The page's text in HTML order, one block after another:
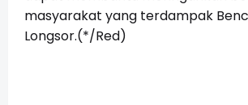
masyarakat yang terdampak
Longsor.(*/Red)